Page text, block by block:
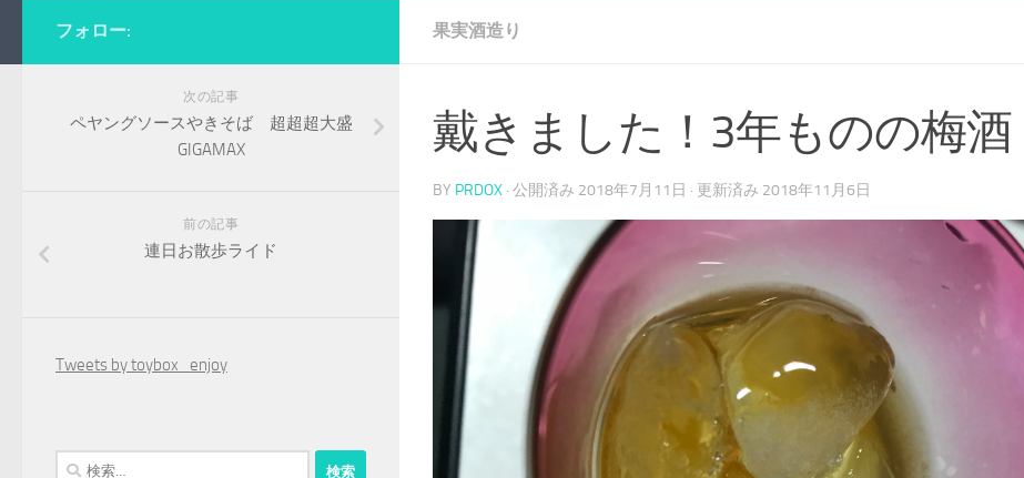
果実酒造り
戴きました！3年ものの梅酒
BY PRDOX · 公開済み 2018年7月11日 · 更新済み 2018年11月6日
フォロー:
次の記事
ペヤングソースやきそば 超超超大盛
GIGAMAX
前の記事
連日お散歩ライド
Tweets by toybox_enjoy
検